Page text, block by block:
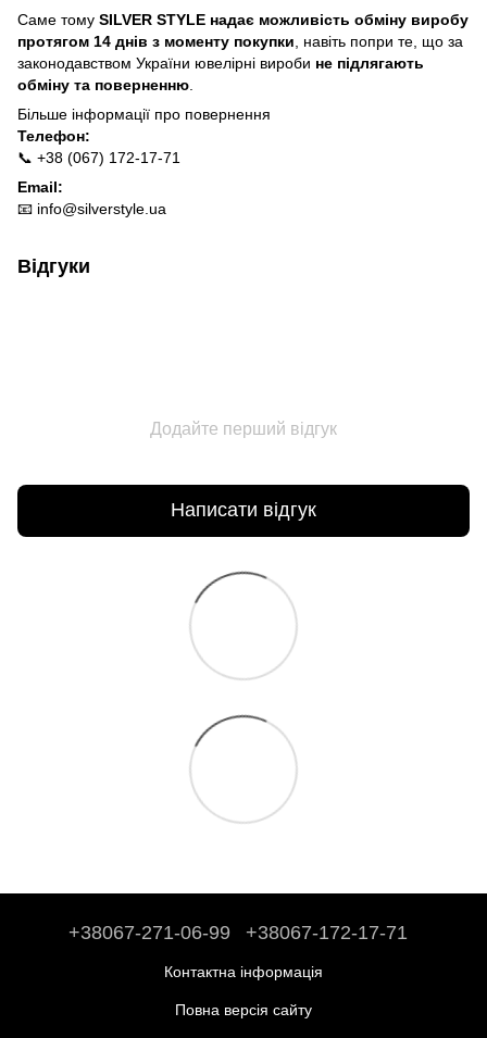
Саме тому SILVER STYLE надає можливість обміну виробу
протягом 14 днів з моменту покупки , навіть попри те, що за
законодавством України ювелірні вироби не підлягають
обміну та поверненню
Більше інформації про повернення
Телефон:
📞 +38 (067) 172-17-71
Email:
📧 info@silverstyle.ua
Відгуки
Додайте перший відгук
Написати відгук
+38067-271-06-99 +38067-172-17-71
Контактна інформація
Повна версія сайту